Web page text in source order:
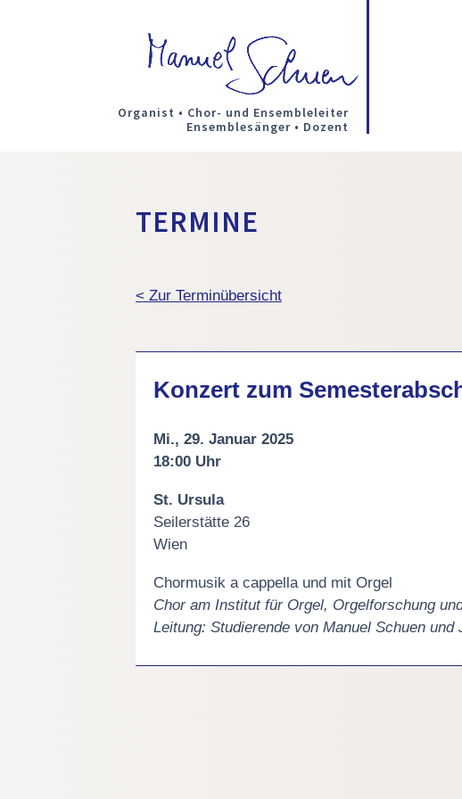
Organist • Chor- und Ensembleleiter
Ensemblesänger • Dozent
TERMINE
< Zur Terminübersicht
Konzert zum
Mi., 29. Januar 2025
18:00 Uhr
St. Ursula
Seilerstätte 26
Wien
Chormusik a cappella und mit Orgel
Chor am Institut für Orgel, Orgelforschung
Leitung: Studierende von Manuel Schuen und